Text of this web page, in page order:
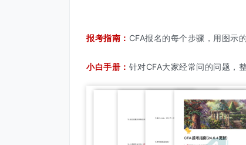
报考指南： CFA报名的每个步骤，用图示
小白手册： 针对CFA大家经常问的问题，